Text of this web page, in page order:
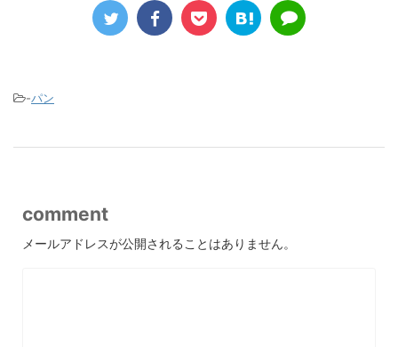
-パン
comment
メールアドレスが公開されることはありません。